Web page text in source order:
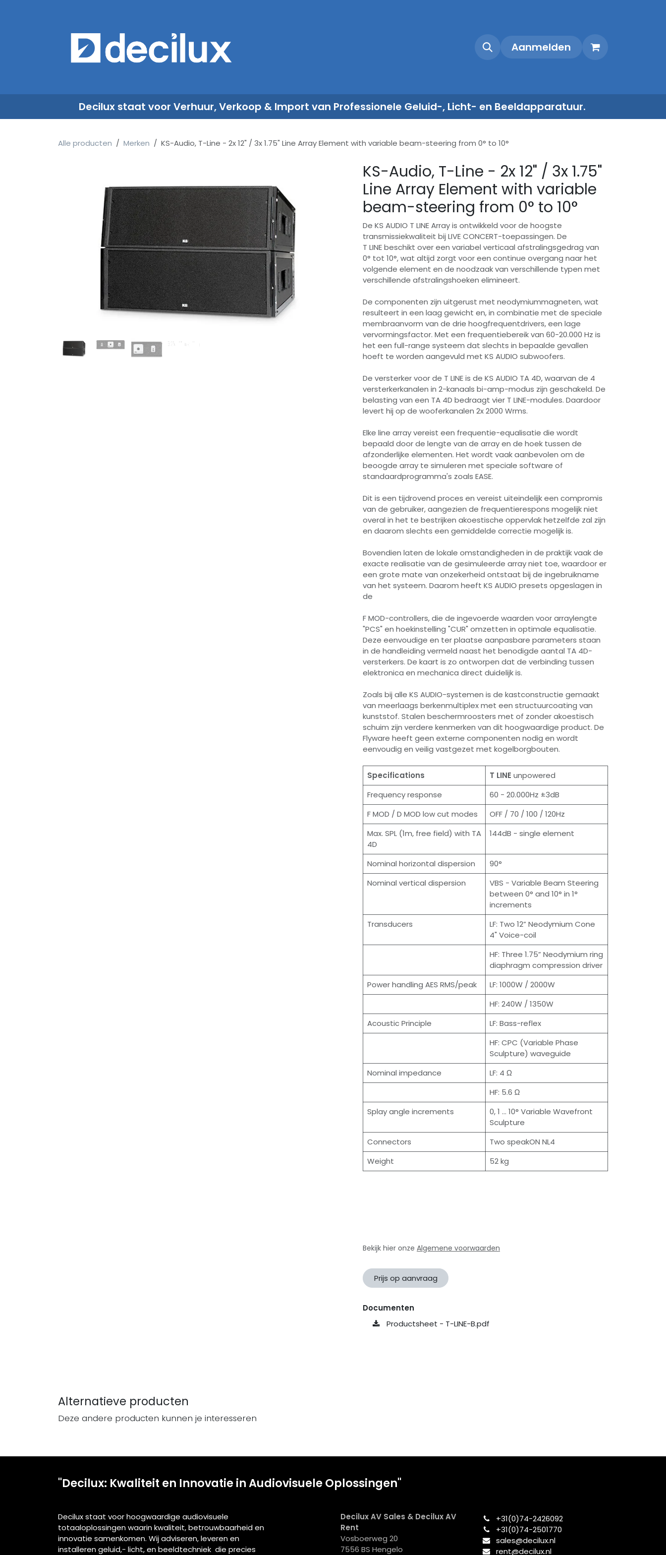
ContactAanmelden
Decilux staat voor Verhuur, Verkoop & Import van Professionele Geluid-, Licht- en Beeldapparatuur.
Alle producten Merken KS-Audio, T-Line - 2x 12" / 3x 1.75" Line Array Element with variable beam-steering from 0° to 10°
KS-Audio, T-Line - 2x 12" / 3x 1.75"
Line Array Element with variable
beam-steering from 0° to 10°
De KS AUDIO T LINE Array is ontwikkeld voor de hoogste
transmissiekwaliteit bij LIVE CONCERT-toepassingen. De
T LINE beschikt over een variabel verticaal afstralingsgedrag van
0° tot 10°, wat altijd zorgt voor een continue overgang naar het
volgende element en de noodzaak van verschillende typen met
verschillende afstralingshoeken elimineert.
De componenten zijn uitgerust met neodymiummagneten, wat
resulteert in een laag gewicht en, in combinatie met de speciale
membraanvorm van de drie hoogfrequentdrivers, een lage
vervormingsfactor. Met een frequentiebereik van 60-20.000 Hz is
het een full-range systeem dat slechts in bepaalde gevallen
hoeft te worden aangevuld met KS AUDIO subwoofers.
De versterker voor de T LINE is de KS AUDIO TA 4D, waarvan de 4
versterkerkanalen in 2-kanaals bi-amp-modus zijn geschakeld. De
belasting van een TA 4D bedraagt ​​vier T LINE-modules. Daardoor
levert hij op de wooferkanalen 2x 2000 Wrms.
Elke line array vereist een frequentie-equalisatie die wordt
bepaald door de lengte van de array en de hoek tussen de
afzonderlijke elementen. Het wordt vaak aanbevolen om de
beoogde array te simuleren met speciale software of
standaardprogramma's zoals EASE.
Dit is een tijdrovend proces en vereist uiteindelijk een compromis
van de gebruiker, aangezien de frequentierespons mogelijk niet
overal in het te bestrijken akoestische oppervlak hetzelfde zal zijn
en daarom slechts een gemiddelde correctie mogelijk is.
Bovendien laten de lokale omstandigheden in de praktijk vaak de
exacte realisatie van de gesimuleerde array niet toe, waardoor er
een grote mate van onzekerheid ontstaat bij de ingebruikname
van het systeem. Daarom heeft KS AUDIO presets opgeslagen in
de
F MOD-controllers, die de ingevoerde waarden voor arraylengte
"PCS" en hoekinstelling "CUR" omzetten in optimale equalisatie.
Deze eenvoudige en ter plaatse aanpasbare parameters staan ​​
in de handleiding vermeld naast het benodigde aantal TA 4D-
versterkers. De kaart is zo ontworpen dat de verbinding tussen
elektronica en mechanica direct duidelijk is.
Zoals bij alle KS AUDIO-systemen is de kastconstructie gemaakt
van meerlaags berkenmultiplex met een structuurcoating van
kunststof. Stalen beschermroosters met of zonder akoestisch
schuim zijn verdere kenmerken van dit hoogwaardige product. De
Flyware heeft geen externe componenten nodig en wordt
eenvoudig en veilig vastgezet met kogelborgbouten.
Specifications T LINE unpowered
Frequency response
60 - 20.000Hz ±3dB
F MOD / D MOD low cut modes
OFF / 70 / 100 / 120Hz
Max. SPL (1m, free field) with TA
4D
144dB - single element
Nominal horizontal dispersion
90°
Nominal vertical dispersion
VBS - Variable Beam Steering
between 0° and 10° in 1°
increments
Transducers
LF: Two 12” Neodymium Cone
4" Voice-coil
HF: Three 1.75” Neodymium ring
diaphragm compression driver
Power handling AES RMS/peak
LF: 1000W / 2000W
HF: 240W / 1350W
Acoustic Principle
LF: Bass-reflex
HF: CPC (Variable Phase
Sculpture) waveguide
Nominal impedance
LF: 4 Ω
HF: 5.6 Ω
Splay angle increments
0, 1 … 10° Variable Wavefront
Sculpture
Connectors
Two speakON NL4
Weight
52 kg
Bekijk hier onze Algemene voorwaarden
Prijs op aanvraag
Documenten
Productsheet - T-LINE-B.pdf
Alternatieve producten
Deze andere producten kunnen je interesseren
"Decilux: Kwaliteit en Innovatie in Audiovisuele Oplossingen"
Decilux staat voor hoogwaardige audiovisuele
totaaloplossingen waarin kwaliteit, betrouwbaarheid en
innovatie samenkomen. Wij adviseren, leveren en
installeren geluid,- licht, en beeldtechniek die precies
Decilux AV Sales & Decilux AV
Rent
Vosboerweg 20
7556 BS Hengelo
+31(0)74-2426092​
+31(0)74-2501770
sales@decilux.nl
rent@decilux.nl